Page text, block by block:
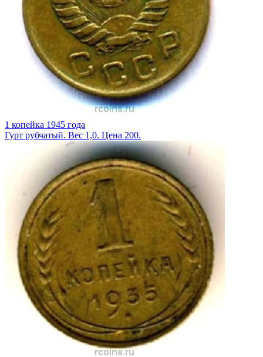
1 копейка 1945 года
Гурт рубчатый. Вес 1,0. Цена 200.